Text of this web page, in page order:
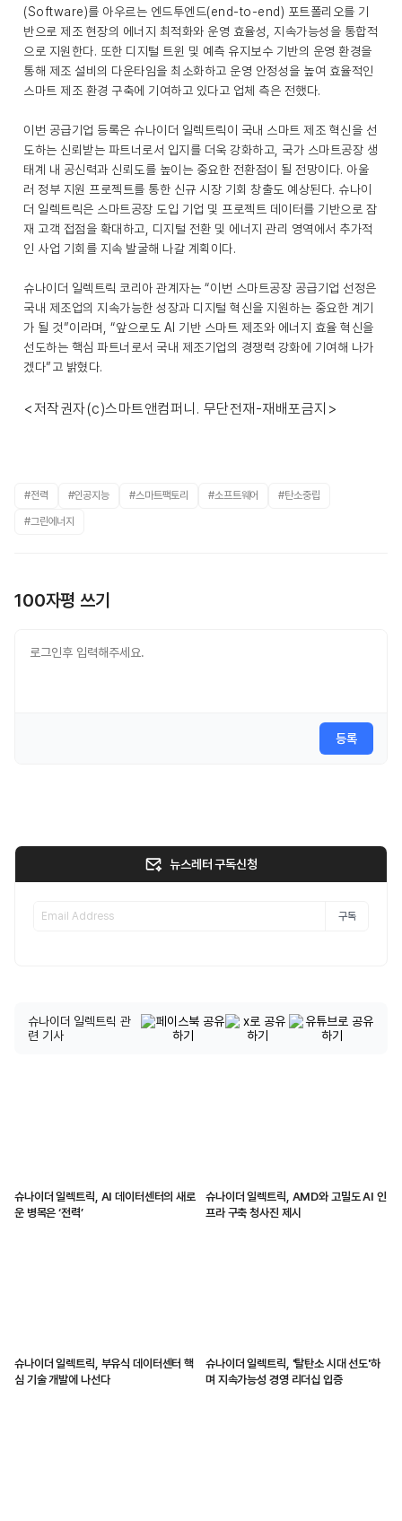
(Software)를 아우르는 엔드투엔드(end-to-end) 포트폴리오를 기
반으로 제조 현장의 에너지 최적화와 운영 효율성, 지속가능성을 통합적
으로 지원한다. 또한 디지털 트윈 및 예측 유지보수 기반의 운영 환경을
통해 제조 설비의 다운타임을 최소화하고 운영 안정성을 높여 효율적인
스마트 제조 환경 구축에 기여하고 있다고 업체 측은 전했다.
이번 공급기업 등록은 슈나이더 일렉트릭이 국내 스마트 제조 혁신을 선
도하는 신뢰받는 파트너로서 입지를 더욱 강화하고, 국가 스마트공장 생
태계 내 공신력과 신뢰도를 높이는 중요한 전환점이 될 전망이다. 아울
러 정부 지원 프로젝트를 통한 신규 시장 기회 창출도 예상된다. 슈나이
더 일렉트릭은 스마트공장 도입 기업 및 프로젝트 데이터를 기반으로 잠
재 고객 접점을 확대하고, 디지털 전환 및 에너지 관리 영역에서 추가적
인 사업 기회를 지속 발굴해 나갈 계획이다.
슈나이더 일렉트릭 코리아 관계자는 “이번 스마트공장 공급기업 선정은
국내 제조업의 지속가능한 성장과 디지털 혁신을 지원하는 중요한 계기
가 될 것”이라며, “앞으로도 AI 기반 스마트 제조와 에너지 효율 혁신을
선도하는 핵심 파트너로서 국내 제조기업의 경쟁력 강화에 기여해 나가
겠다”고 밝혔다.
<저작권자(c)스마트앤컴퍼니. 무단전재-재배포금지>
#전력 #인공지능 #스마트팩토리 #소프트웨어 #탄소중립
#그린에너지
100자평 쓰기
등록
뉴스레터 구독신청
구독
슈나이더 일렉트릭 관
련 기사
슈나이더 일렉트릭, AI 데이터센터의 새로
운 병목은 ‘전력’
슈나이더 일렉트릭, AMD와 고밀도 AI 인
프라 구축 청사진 제시
슈나이더 일렉트릭, 부유식 데이터센터 핵
심 기술 개발에 나선다
슈나이더 일렉트릭, '탈탄소 시대 선도'하
며 지속가능성 경영 리더십 입증